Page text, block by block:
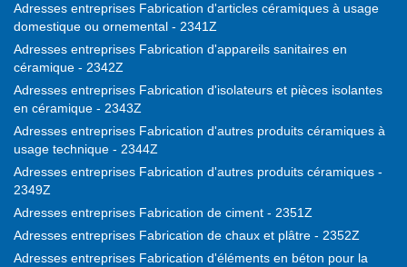
Adresses entreprises Fabrication d'articles céramiques à usage
domestique ou ornemental - 2341Z
Adresses entreprises Fabrication d'appareils sanitaires en
céramique - 2342Z
Adresses entreprises Fabrication d'isolateurs et pièces isolantes
en céramique - 2343Z
Adresses entreprises Fabrication d'autres produits céramiques à
usage technique - 2344Z
Adresses entreprises Fabrication d'autres produits céramiques -
2349Z
Adresses entreprises Fabrication de ciment - 2351Z
Adresses entreprises Fabrication de chaux et plâtre - 2352Z
Adresses entreprises Fabrication d'éléments en béton pour la